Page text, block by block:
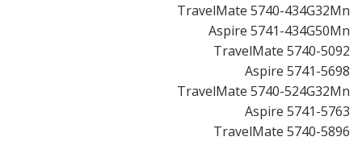
TravelMate 5740-434G32Mn
Aspire 5741-434G50Mn
TravelMate 5740-5092
Aspire 5741-5698
TravelMate 5740-524G32Mn
Aspire 5741-5763
TravelMate 5740-5896